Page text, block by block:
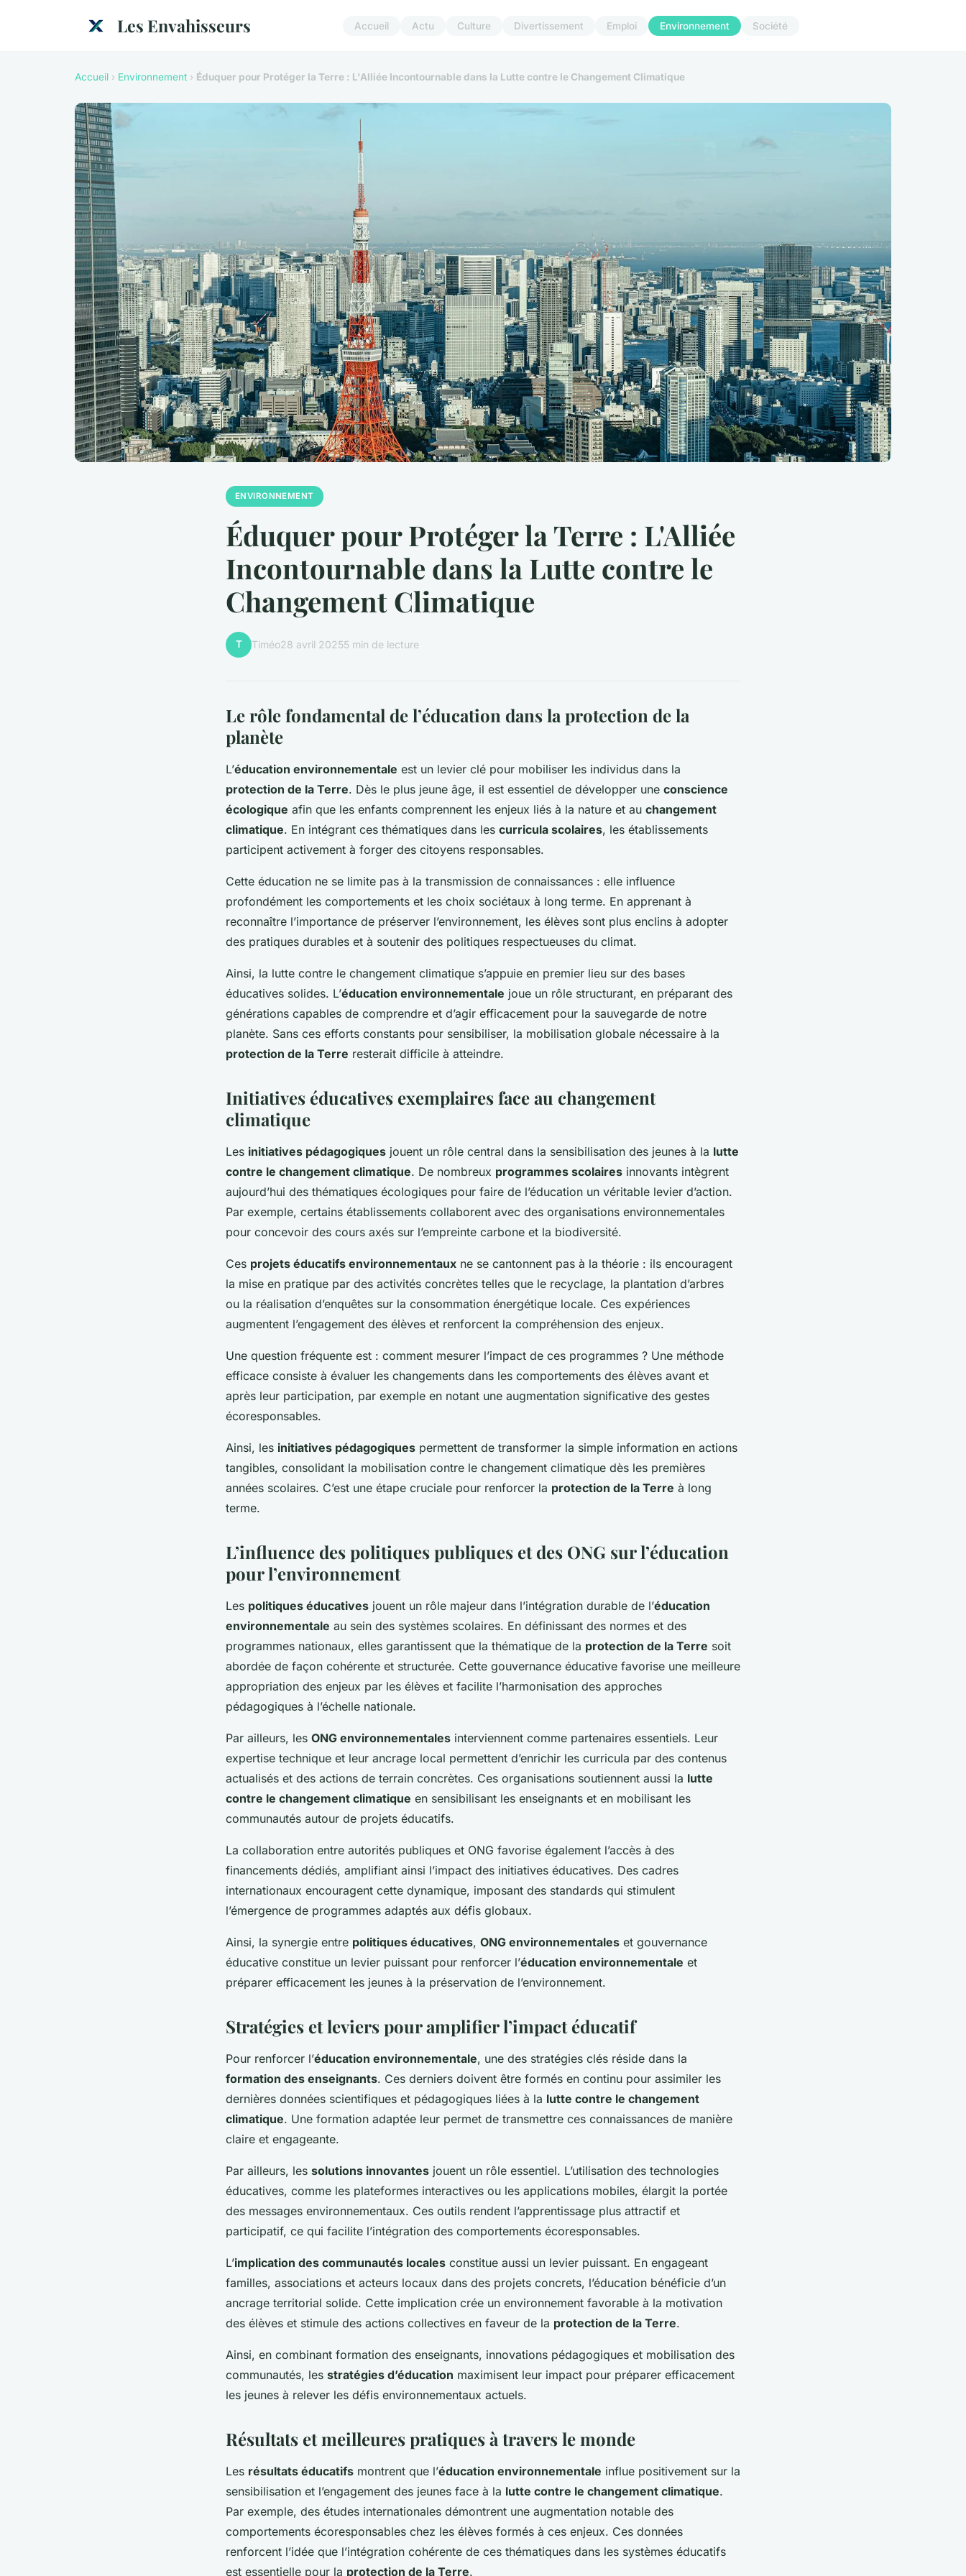
Les Envahisseurs Accueil Actu Culture Divertissement Emploi Environnement Société
Accueil › Environnement › Éduquer pour Protéger la Terre : L'Alliée Incontournable dans la Lutte contre le Changement Climatique
ENVIRONNEMENT
Éduquer pour Protéger la Terre : L'Alliée
Incontournable dans la Lutte contre le
Changement Climatique
T Timéo28 avril 20255 min de lecture
Le rôle fondamental de l’éducation dans la protection de la
planète
L’éducation environnementale est un levier clé pour mobiliser les individus dans la
protection de la Terre. Dès le plus jeune âge, il est essentiel de développer une conscience
écologique afin que les enfants comprennent les enjeux liés à la nature et au changement
climatique. En intégrant ces thématiques dans les curricula scolaires, les établissements
participent activement à forger des citoyens responsables.
Cette éducation ne se limite pas à la transmission de connaissances : elle influence
profondément les comportements et les choix sociétaux à long terme. En apprenant à
reconnaître l’importance de préserver l’environnement, les élèves sont plus enclins à adopter
des pratiques durables et à soutenir des politiques respectueuses du climat.
Ainsi, la lutte contre le changement climatique s’appuie en premier lieu sur des bases
éducatives solides. L’éducation environnementale joue un rôle structurant, en préparant des
générations capables de comprendre et d’agir efficacement pour la sauvegarde de notre
planète. Sans ces efforts constants pour sensibiliser, la mobilisation globale nécessaire à la
protection de la Terre resterait difficile à atteindre.
Initiatives éducatives exemplaires face au changement
climatique
Les initiatives pédagogiques jouent un rôle central dans la sensibilisation des jeunes à la lutte
contre le changement climatique. De nombreux programmes scolaires innovants intègrent
aujourd’hui des thématiques écologiques pour faire de l’éducation un véritable levier d’action.
Par exemple, certains établissements collaborent avec des organisations environnementales
pour concevoir des cours axés sur l’empreinte carbone et la biodiversité.
Ces projets éducatifs environnementaux ne se cantonnent pas à la théorie : ils encouragent
la mise en pratique par des activités concrètes telles que le recyclage, la plantation d’arbres
ou la réalisation d’enquêtes sur la consommation énergétique locale. Ces expériences
augmentent l’engagement des élèves et renforcent la compréhension des enjeux.
Une question fréquente est : comment mesurer l’impact de ces programmes ? Une méthode
efficace consiste à évaluer les changements dans les comportements des élèves avant et
après leur participation, par exemple en notant une augmentation significative des gestes
écoresponsables.
Ainsi, les initiatives pédagogiques permettent de transformer la simple information en actions
tangibles, consolidant la mobilisation contre le changement climatique dès les premières
années scolaires. C’est une étape cruciale pour renforcer la protection de la Terre à long
terme.
L’influence des politiques publiques et des ONG sur l’éducation
pour l’environnement
Les politiques éducatives jouent un rôle majeur dans l’intégration durable de l’éducation
environnementale au sein des systèmes scolaires. En définissant des normes et des
programmes nationaux, elles garantissent que la thématique de la protection de la Terre soit
abordée de façon cohérente et structurée. Cette gouvernance éducative favorise une meilleure
appropriation des enjeux par les élèves et facilite l’harmonisation des approches
pédagogiques à l’échelle nationale.
Par ailleurs, les ONG environnementales interviennent comme partenaires essentiels. Leur
expertise technique et leur ancrage local permettent d’enrichir les curricula par des contenus
actualisés et des actions de terrain concrètes. Ces organisations soutiennent aussi la lutte
contre le changement climatique en sensibilisant les enseignants et en mobilisant les
communautés autour de projets éducatifs.
La collaboration entre autorités publiques et ONG favorise également l’accès à des
financements dédiés, amplifiant ainsi l’impact des initiatives éducatives. Des cadres
internationaux encouragent cette dynamique, imposant des standards qui stimulent
l’émergence de programmes adaptés aux défis globaux.
Ainsi, la synergie entre politiques éducatives, ONG environnementales et gouvernance
éducative constitue un levier puissant pour renforcer l’éducation environnementale et
préparer efficacement les jeunes à la préservation de l’environnement.
Stratégies et leviers pour amplifier l’impact éducatif
Pour renforcer l’éducation environnementale, une des stratégies clés réside dans la
formation des enseignants. Ces derniers doivent être formés en continu pour assimiler les
dernières données scientifiques et pédagogiques liées à la lutte contre le changement
climatique. Une formation adaptée leur permet de transmettre ces connaissances de manière
claire et engageante.
Par ailleurs, les solutions innovantes jouent un rôle essentiel. L’utilisation des technologies
éducatives, comme les plateformes interactives ou les applications mobiles, élargit la portée
des messages environnementaux. Ces outils rendent l’apprentissage plus attractif et
participatif, ce qui facilite l’intégration des comportements écoresponsables.
L’implication des communautés locales constitue aussi un levier puissant. En engageant
familles, associations et acteurs locaux dans des projets concrets, l’éducation bénéficie d’un
ancrage territorial solide. Cette implication crée un environnement favorable à la motivation
des élèves et stimule des actions collectives en faveur de la protection de la Terre.
Ainsi, en combinant formation des enseignants, innovations pédagogiques et mobilisation des
communautés, les stratégies d’éducation maximisent leur impact pour préparer efficacement
les jeunes à relever les défis environnementaux actuels.
Résultats et meilleures pratiques à travers le monde
Les résultats éducatifs montrent que l’éducation environnementale influe positivement sur la
sensibilisation et l’engagement des jeunes face à la lutte contre le changement climatique.
Par exemple, des études internationales démontrent une augmentation notable des
comportements écoresponsables chez les élèves formés à ces enjeux. Ces données
renforcent l’idée que l’intégration cohérente de ces thématiques dans les systèmes éducatifs
est essentielle pour la protection de la Terre.